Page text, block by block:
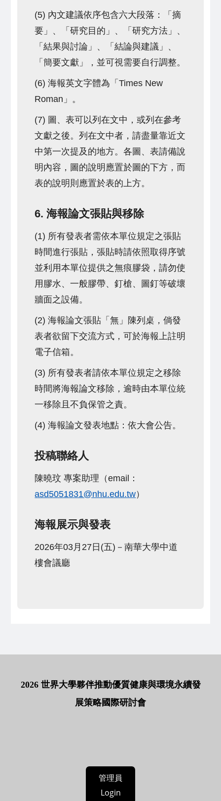
(5) 內文建議依序包含六大段落：「摘
要」、「研究目的」、「研究方法」、
「結果與討論」、「結論與建議」、
「簡要文獻」，並可視需要自行調整。
(6) 海報英文字體為「Times New
Roman」。
(7) 圖、表可以列在文中，或列在參考
文獻之後。列在文中者，請盡量靠近文
中第一次提及的地方。各圖、表請備說
明內容，圖的說明應置於圖的下方，而
表的說明則應置於表的上方。
6. 海報論文張貼與移除
(1) 所有發表者需依本單位規定之張貼
時間進行張貼，張貼時請依照取得序號
並利用本單位提供之無痕膠袋，請勿使
用膠水、一般膠帶、釘槍、圖釘等破壞
牆面之設備。
(2) 海報論文張貼「無」陳列桌，倘發
表者欲留下交流方式，可於海報上註明
電子信箱。
(3) 所有發表者請依本單位規定之移除
時間將海報論文移除，逾時由本單位統
一移除且不負保管之責。
(4) 海報論文發表地點：依大會公告。
投稿聯絡人
陳曉玟 專案助理（email：
asd5051831@nhu.edu.tw）
海報展示與發表
2026年03月27日(五)－南華大學中道
樓會議廳
2026 世界大學夥伴推動優質健康與環境永續發
展策略國際研討會
管理員
Login